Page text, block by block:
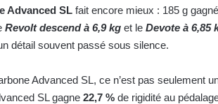
Advanced SL fait encore mieux : 185 g
Revolt descend à 6,9 kg et le Devote à 6,85
détail souvent passé sous silence.
Advanced SL, ce n’est pas seulement
SL gagne 22,7 % de rigidité au